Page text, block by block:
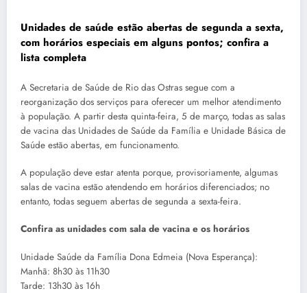
Unidades de saúde estão abertas de segunda a sexta,
com horários especiais em alguns pontos; confira a
lista completa
A Secretaria de Saúde de Rio das Ostras segue com a
reorganização dos serviços para oferecer um melhor atendimento
à população. A partir desta quinta-feira, 5 de março, todas as salas
de vacina das Unidades de Saúde da Família e Unidade Básica de
Saúde estão abertas, em funcionamento.
A população deve estar atenta porque, provisoriamente, algumas
salas de vacina estão atendendo em horários diferenciados; no
entanto, todas seguem abertas de segunda a sexta-feira.
Confira as unidades com sala de vacina e os horários
Unidade Saúde da Família Dona Edmeia (Nova Esperança):
Manhã: 8h30 às 11h30
Tarde: 13h30 às 16h